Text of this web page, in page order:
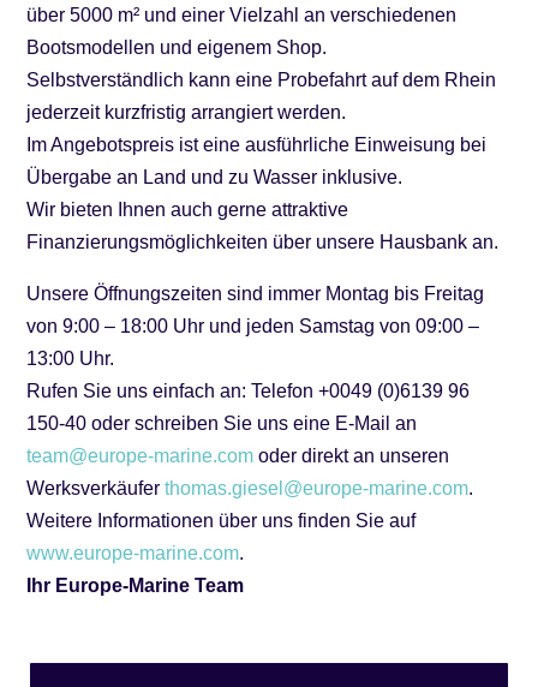
über 5000 m² und einer Vielzahl an verschiedenen
Bootsmodellen und eigenem Shop.
Selbstverständlich kann eine Probefahrt auf dem Rhein
jederzeit kurzfristig arrangiert werden.
Im Angebotspreis ist eine ausführliche Einweisung bei
Übergabe an Land und zu Wasser inklusive.
Wir bieten Ihnen auch gerne attraktive
Finanzierungsmöglichkeiten über unsere Hausbank an.
Unsere Öffnungszeiten sind immer Montag bis Freitag
von 9:00 – 18:00 Uhr und jeden Samstag von 09:00 –
13:00 Uhr.
Rufen Sie uns einfach an: Telefon +0049 (0)6139 96
150-40 oder schreiben Sie uns eine E-Mail an
team@europe-marine.com oder direkt an unseren
Werksverkäuferthomas.giesel@europe-marine.com.
Weitere Informationen über uns finden Sie auf
www.europe-marine.com.
Ihr Europe-Marine Team